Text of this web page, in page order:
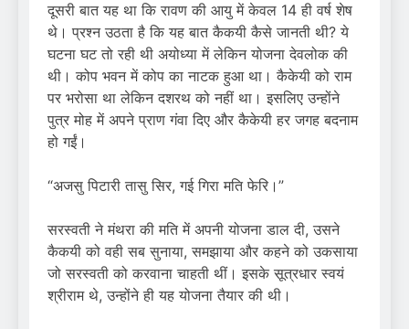
दूसरी बात यह था कि रावण की आयु में केवल 14 ही वर्ष शेष
थे। प्रश्न उठता है कि यह बात कैकयी कैसे जानती थी? ये
घटना घट तो रही थी अयोध्या में लेकिन योजना देवलोक की
थी। कोप भवन में कोप का नाटक हुआ था। कैकेयी को राम
पर भरोसा था लेकिन दशरथ को नहीं था। इसलिए उन्होंने
पुत्र मोह में अपने प्राण गंवा दिए और कैकेयी हर जगह बदनाम
हो गईं।
“अजसु पिटारी तासु सिर, गई गिरा मति फेरि।”
सरस्वती ने मंथरा की मति में अपनी योजना डाल दी, उसने
कैकयी को वही सब सुनाया, समझाया और कहने को उकसाया
जो सरस्वती को करवाना चाहती थीं। इसके सूत्रधार स्वयं
श्रीराम थे, उन्होंने ही यह योजना तैयार की थी।